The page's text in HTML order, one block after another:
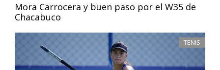
Mora Carrocera y buen paso por el W35 de
Chacabuco
TENIS